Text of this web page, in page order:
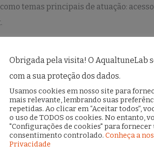
temas principais de atuação:
e Internet, A Importância Social
Civil na Internet.
Obrigada pela visita! O AqualtuneLab
com a sua proteção dos dados.
Usamos cookies em nosso site para
mais relevante, lembrando suas
repetidas. Ao clicar em “Aceitar todos”,
o uso de TODOS os cookies. No entanto,
"Configurações de cookies" para fornecer
consentimento controlado. Conheça a
Privacidade